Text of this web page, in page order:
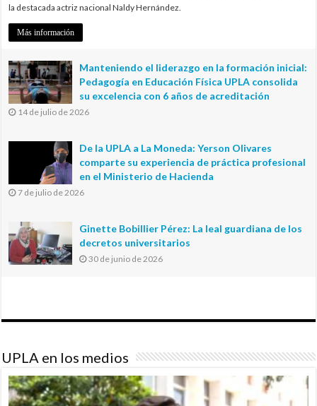
la destacada actriz nacional Naldy Hernández.
Más información
Manteniendo el liderazgo en la formación inicial:
Pedagogía en Educación Física UPLA consolida
su excelencia con 6 años de acreditación
14 de julio de 2026
De la UPLA a La Moneda: Yerson Olivares
comparte su experiencia de práctica profesional
en el Ministerio de Hacienda
7 de julio de 2026
Ginette Bobillier Pérez: La leal guardiana de los
decretos universitarios
30 de junio de 2026
UPLA en los medios